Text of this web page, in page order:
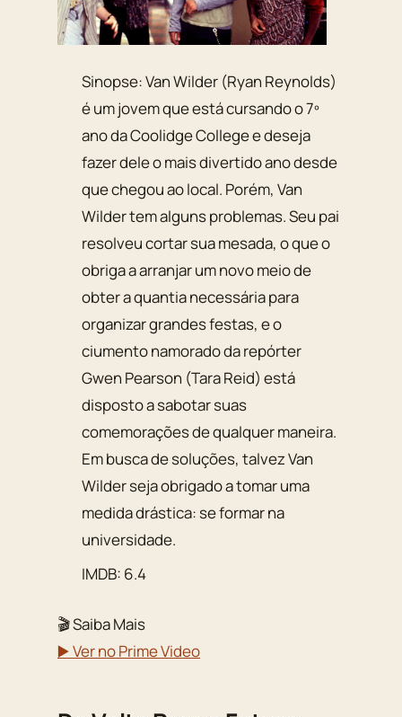
Sinopse: Van Wilder (Ryan Reynolds)
é um jovem que está cursando o 7º
ano da Coolidge College e deseja
fazer dele o mais divertido ano desde
que chegou ao local. Porém, Van
Wilder tem alguns problemas. Seu pai
resolveu cortar sua mesada, o que o
obriga a arranjar um novo meio de
obter a quantia necessária para
organizar grandes festas, e o
ciumento namorado da repórter
Gwen Pearson (Tara Reid) está
disposto a sabotar suas
comemorações de qualquer maneira.
Em busca de soluções, talvez Van
Wilder seja obrigado a tomar uma
medida drástica: se formar na
universidade.
IMDB: 6.4
🎬 Saiba Mais
▶️ Ver no Prime Video